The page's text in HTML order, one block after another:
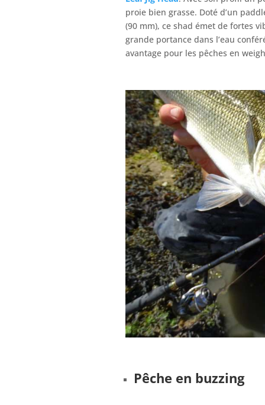
proie bien grasse. Doté d’un
(90 mm), ce shad émet de fortes
grande portance dans l’eau
avantage pour les pêches en
Pêche en buzzing